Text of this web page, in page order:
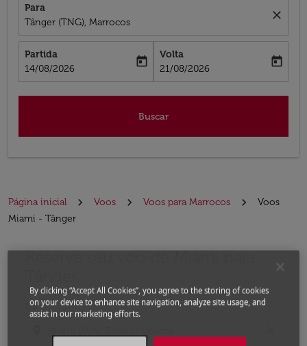
Para
Tânger (TNG), Marrocos
close
Partida
fc-booking-departure-date-aria-label
14/08/2026
today
Volta
fc-booking-return-date-aria-label
21/08/2026
today
Buscar
Página inicial Voos Voos para Marrocos
Voos
Miami - Tânger
Reserve seu voo de Miami para
De
Experimente atualizar a rota (partida e/ou destino)
By clicking “Accept All Cookies”, you agree to the storing of cookies
on your device to enhance site navigation, analyze site usage, and
assist in our marketing efforts.